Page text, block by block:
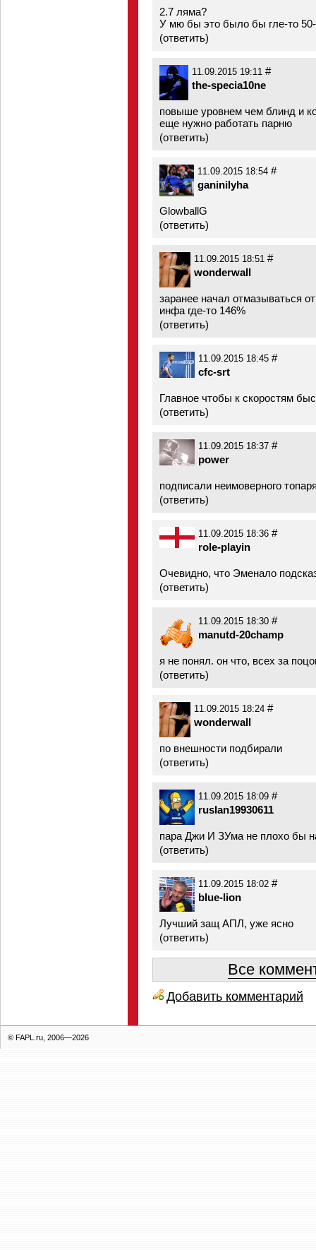
2.7 ляма?
У мю бы это было бы гле-то
(ответить)
11.09.2015 19:11 #
the-specia10ne
повыше уровнем чем блинд и
еще нужно работать парню
(ответить)
11.09.2015 18:54 #
ganinilyha
GlowballG
(ответить)
11.09.2015 18:51 #
wonderwall
заранее начал отмазываться
инфа где-то 146%
(ответить)
11.09.2015 18:45 #
cfc-srt
Главное чтобы к скоростям
(ответить)
11.09.2015 18:37 #
power
подписали неимоверного
(ответить)
11.09.2015 18:36 #
role-playin
Очевидно, что Эменало
(ответить)
11.09.2015 18:30 #
manutd-20champ
я не понял. он что, всех за
(ответить)
11.09.2015 18:24 #
wonderwall
по внешности подбирали
(ответить)
11.09.2015 18:09 #
ruslan19930611
пара Джи И ЗУма не плохо бы
(ответить)
11.09.2015 18:02 #
blue-lion
Лучший защ АПЛ, уже ясно
(ответить)
Все
Добавить комментарий
© FAPL.ru, 2006—2026